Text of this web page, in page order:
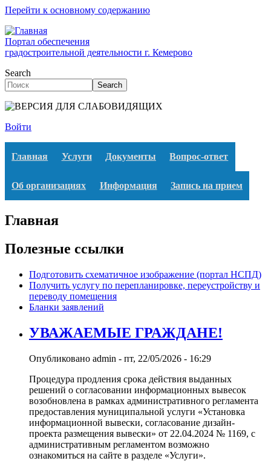
Перейти к основному содержанию
Портал обеспечения
градостроительной деятельности г. Кемерово
Search
Search
Войти
Главная Услуги Документы Вопрос-ответ
Об организациях Информация Запись на прием
Главная
Полезные ссылки
Подготовить схематичное изображение (портал НСПД)
Получить услугу по перепланировке, переустройству и
переводу помещения
Бланки заявлений
УВАЖАЕМЫЕ ГРАЖДАНЕ!
Опубликовано admin - пт, 22/05/2026 - 16:29
Процедура продления срока действия выданных
решений о согласовании информационных вывесок
возобновлена в рамках административного регламента
предоставления муниципальной услуги «Установка
информационной вывески, согласование дизайн-
проекта размещения вывески» от 22.04.2024 № 1169, с
административным регламентом возможно
ознакомиться на сайте в разделе «Услуги».